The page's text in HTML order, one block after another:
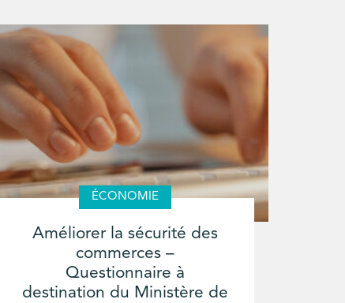
ÉCONOMIE
Améliorer la sécurité des
commerces –
Questionnaire à
destination du Ministère de